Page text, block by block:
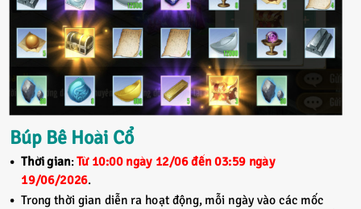
Búp Bê Hoài Cổ
Thời gian:Từ 10:00 ngày 12/06 đến 03:59 ngày
19/06/2026.
Trong thời gian diễn ra hoạt động, mỗi ngày vào các mốc